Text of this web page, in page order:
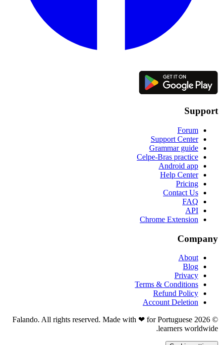
Support
Forum
Support Center
Grammar guide
Celpe-Bras practice
Android app
Help Center
Pricing
Contact Us
FAQ
API
Chrome Extension
Company
About
Blog
Privacy
Terms & Conditions
Refund Policy
Account Deletion
© 2026 Falando. All rights reserved. Made with ❤ for Portuguese
learners worldwide.